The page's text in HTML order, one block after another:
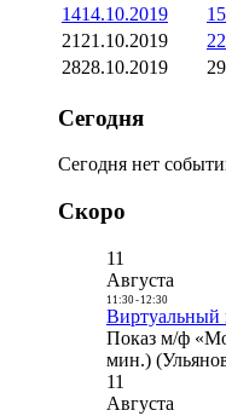
1414.10.2019 15
21 21.10.2019 22
2828.10.2019 29
Сегодня
Сегодня нет
Скоро
11
Августа
11:30- 12:30
Виртуальный
Показ м/ф
мин.)
11
Августа